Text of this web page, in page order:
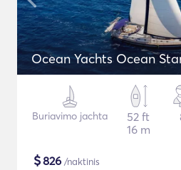
Ocean Yachts Ocean
Buriavimo jachta
52 ft
16 m
$826 /naktinis